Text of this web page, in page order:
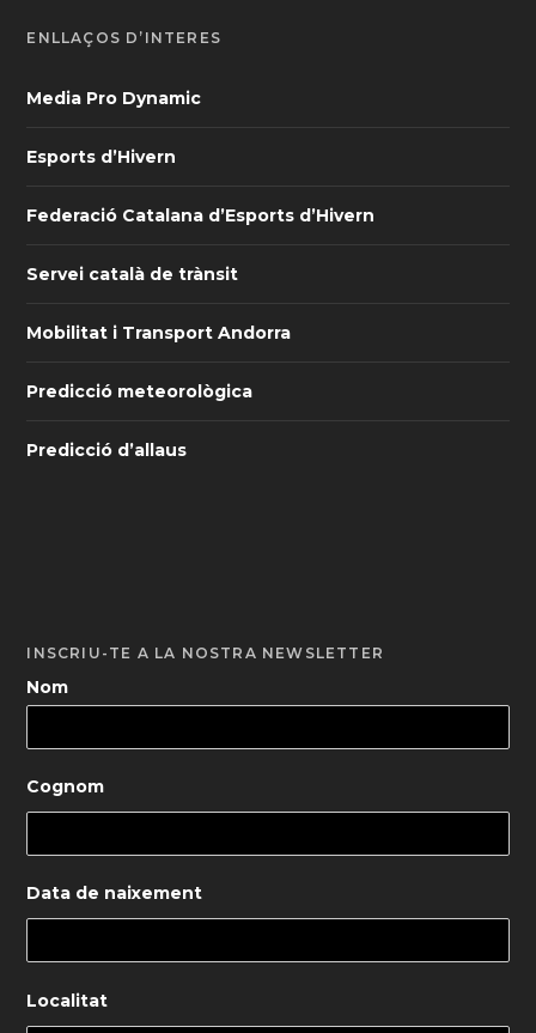
ENLLAÇOS D’INTERÈS
Media Pro Dynamic
Esports d’Hivern
Federació Catalana d’Esports d’Hivern
Servei català de trànsit
Mobilitat i Transport Andorra
Predicció meteorològica
Predicció d’allaus
INSCRIU-TE A LA NOSTRA NEWSLETTER
Nom
Cognom
Data de naixement
Localitat